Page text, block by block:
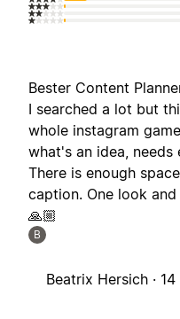
Bester Content
I searched a lot but
whole instagram
what's an idea,
There is enough
caption. One look
🙏🏼
B
Beatrix Hersich ·